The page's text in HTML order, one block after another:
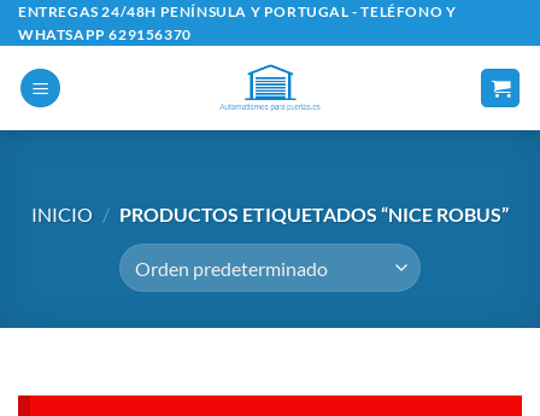
Saltar
al
contenido
ENTREGAS 24/48H PENÍNSULA Y PORTUGAL - TELÉFONO Y
WHATSAPP 629156370
INICIO / PRODUCTOS ETIQUETADOS “NICE ROBUS”